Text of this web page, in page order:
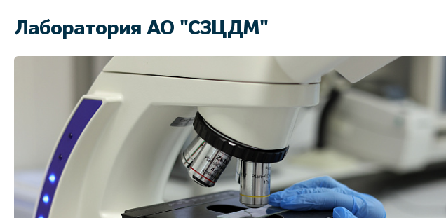
Лаборатория АО "СЗЦДМ"